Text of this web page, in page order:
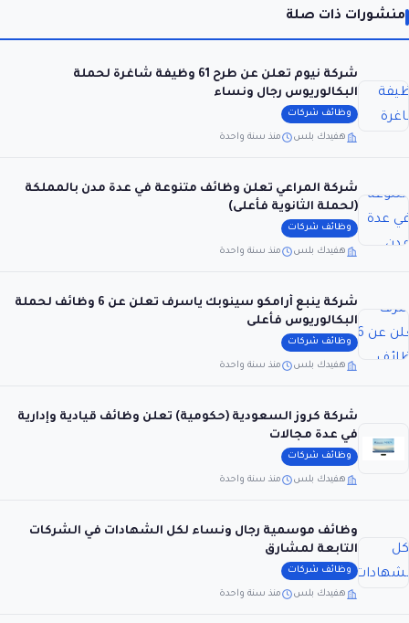
منشورات ذات صلة
شركة نيوم تعلن عن طرح 61 وظيفة شاغرة لحملة
البكالوريوس رجال ونساء
وظائف شركات
هفيدك بلس منذ سنة واحدة
شركة المراعي تعلن وظائف متنوعة في عدة مدن بالمملكة
(لحملة الثانوية فأعلى)
وظائف شركات
هفيدك بلس منذ سنة واحدة
شركة ينبع أرامكو سينوبك ياسرف تعلن عن 6 وظائف لحملة
البكالوريوس فأعلى
وظائف شركات
هفيدك بلس منذ سنة واحدة
شركة كروز السعودية (حكومية) تعلن وظائف قيادية وإدارية
في عدة مجالات
وظائف شركات
هفيدك بلس منذ سنة واحدة
وظائف موسمية رجال ونساء لكل الشهادات في الشركات
التابعة لمشارق
وظائف شركات
هفيدك بلس منذ سنة واحدة